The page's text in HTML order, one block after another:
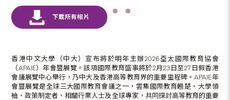
香港中文大學（中大）宣布將於明年主辦2026亞太國際教育協會
（APAIE）年會暨展覽。該項國際教育盛事將於2月23日至27日假香港
會議展覽中心舉行，乃中大及香港高等教育界的重要里程碑。APAIE年
會暨展覽是全球三大國際教育會議之一，雲集國際教育翹楚、大學領
袖、政策制定者、相關行業人士及全球專家，共同探討高等教育的重要